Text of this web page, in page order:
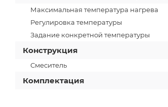
Максимальная температура нагрева
Регулировка температуры
Задание конкретной температуры
Конструкция
Смеситель
Комплектация